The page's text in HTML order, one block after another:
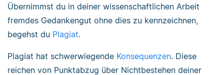
Übernimmst du in deiner wissenschaftlichen Arbeit
fremdes Gedankengut ohne dies zu kennzeichnen,
begehst du Plagiat.
Plagiat hat schwerwiegende Konsequenzen. Diese
reichen von Punktabzug über Nichtbestehen deiner